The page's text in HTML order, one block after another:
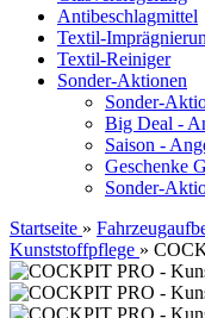
Antibeschlagmittel
Textil-
Textil-Reiniger
Sonder-Aktionen
Sonder-
Big Deal -
Saison -
Geschenke
Sonder-
Startseite »
Kunststoffpflege »